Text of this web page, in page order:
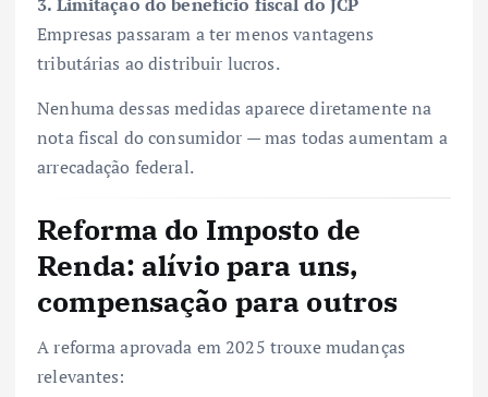
Empresas passaram a ter menos vantagens
tributárias ao distribuir lucros.
Nenhuma dessas medidas aparece diretamente na
nota fiscal do consumidor — mas todas aumentam a
arrecadação federal.
Reforma do Imposto de
Renda: alívio para uns,
compensação para outros
A reforma aprovada em 2025 trouxe mudanças
relevantes: